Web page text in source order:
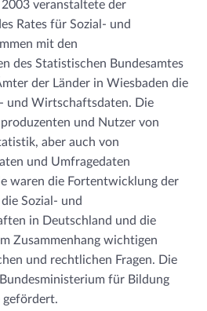
veranstaltete der
Rates für Sozial- und
mit den
des Statistischen Bundesamtes
der Länder in Wiesbaden die
und Wirtschaftsdaten. Die
und Nutzer von
aber auch von
und Umfragedaten
waren die Fortentwicklung der
Sozial- und
in Deutschland und die
Zusammenhang wichtigen
und rechtlichen Fragen. Die
für Bildung
gefördert.